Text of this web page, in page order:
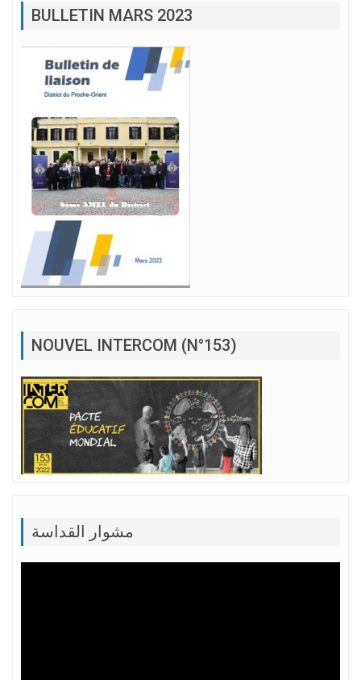
BULLETIN MARS 2023
NOUVEL INTERCOM (N°153)
مشوار القداسة